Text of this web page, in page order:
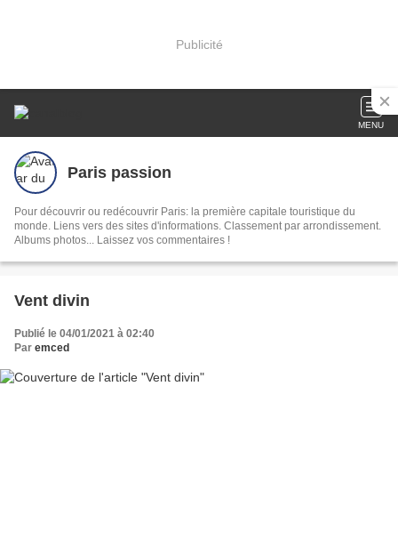
Publicité
MENU
Paris passion
Pour découvrir ou redécouvrir Paris: la première capitale touristique du
monde. Liens vers des sites d'informations. Classement par arrondissement.
Albums photos... Laissez vos commentaires !
Vent divin
Publié le 04/01/2021 à 02:40
Par emced